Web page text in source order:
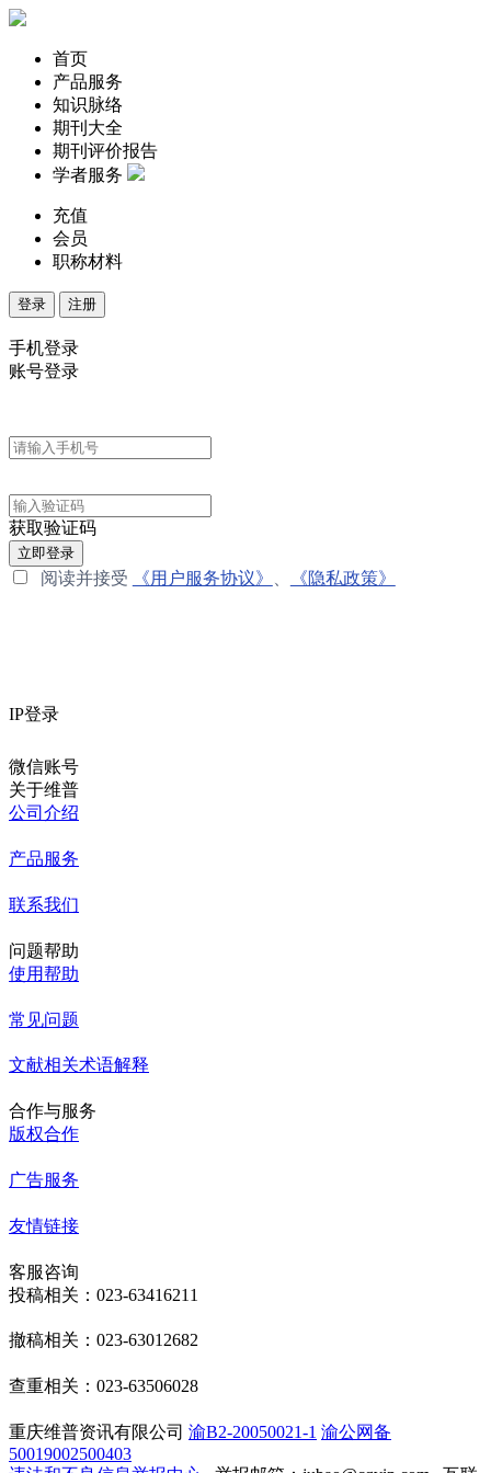
首页
产品服务
知识脉络
期刊大全
期刊评价报告
学者服务
充值
会员
职称材料
登录 注册
手机登录
账号登录
获取验证码
立即登录
阅读并接受 《用户服务协议》 《隐私政策》
IP登录
微信账号
关于维普
公司介绍
产品服务
联系我们
问题帮助
使用帮助
常见问题
文献相关术语解释
合作与服务
版权合作
广告服务
友情链接
客服咨询
投稿相关：023-63416211
撤稿相关：023-63012682
查重相关：023-63506028
重庆维普资讯有限公司 渝B2-20050021-1 渝公网备
50019002500403